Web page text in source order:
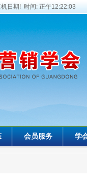
日期! 时间: 正午12:22:05
会员服务 学